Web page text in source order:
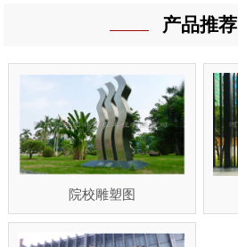
产品推荐
院校雕塑图